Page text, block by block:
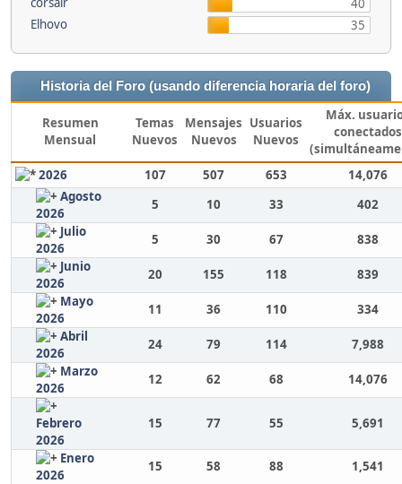
40
Elhovo
35
Historia del Foro (usando diferencia horaria del foro)
Resumen
Mensual
Temas
Nuevos
Mensajes
Nuevos
Usuarios
Nuevos
Máx.
conectados
2026
107 507 653
14,076
Agosto
2026
5 10 33
402
Julio
2026
5 30 67
838
Junio
2026
20 155 118
839
Mayo
2026
11 36 110
334
Abril
2026
24 79 114
7,988
Marzo
2026
12 62 68 14,076
Febrero
2026
15 77 55 5,691
Enero
2026
15 58 88
1,541